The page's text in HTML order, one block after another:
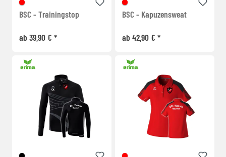
BSC - Trainingstop
ab 39,90 € *
BSC - Kapuzensweat
ab 42,90 € *